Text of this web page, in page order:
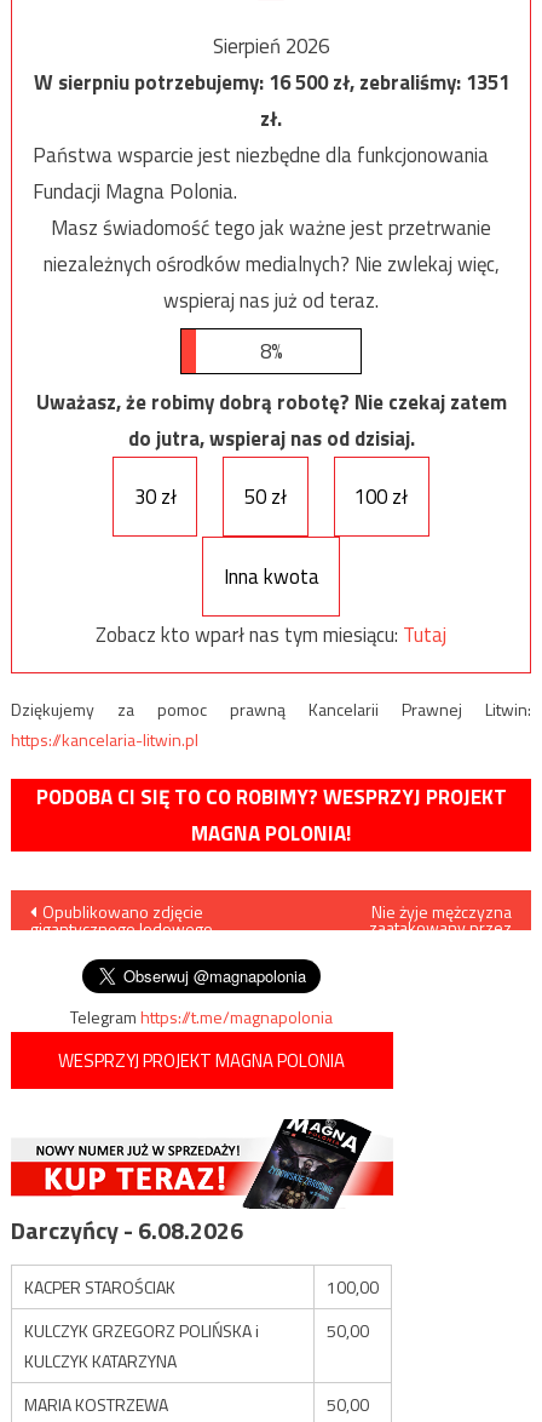
Sierpień 2026
W sierpniu potrzebujemy:16 500zł, zebraliśmy:1351
zł.
Państwa wsparcie jest niezbędne dla funkcjonowania
Fundacji Magna Polonia.
Masz świadomość tego jak ważne jest przetrwanie
niezależnych ośrodków medialnych? Nie zwlekaj więc,
wspieraj nas już od teraz.
8%
Uważasz, że robimy dobrą robotę? Nie czekaj zatem
do jutra, wspieraj nas od dzisiaj.
30 zł
50 zł 100 zł
Inna kwota
Zobacz kto wparł nas tym miesiącu: Tutaj
Dziękujemy za pomoc prawną Kancelarii Prawnej Litwin:
https://kancelaria-litwin.pl
PODOBA CI SIĘ TO CO ROBIMY? WESPRZYJ PROJEKT
MAGNA POLONIA!
Nawigacja
wpisu
Opublikowano zdjęcie
gigantycznego lodowego
Nie żyje mężczyzna
zaatakowany przez
Telegramhttps://t.me/magnapolonia
WESPRZYJ PROJEKT MAGNA POLONIA
Darczyńcy - 6.08.2026
KACPER STAROŚCIAK
100,00
KULCZYK GRZEGORZ POLIŃSKA i
KULCZYK KATARZYNA
50,00
MARIA KOSTRZEWA 50,00